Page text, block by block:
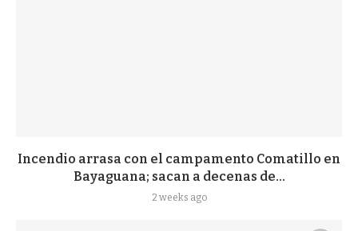
Incendio arrasa con el campamento Comatillo en
Bayaguana; sacan a decenas de...
2 weeks ago